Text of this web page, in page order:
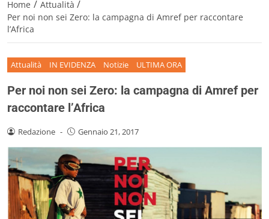
Home / Attualità /
Per noi non sei Zero: la campagna di Amref per raccontare
l’Africa
Attualità IN EVIDENZA Notizie ULTIMA ORA
Per noi non sei Zero: la campagna di Amref per
raccontare l’Africa
Redazione - Gennaio 21, 2017